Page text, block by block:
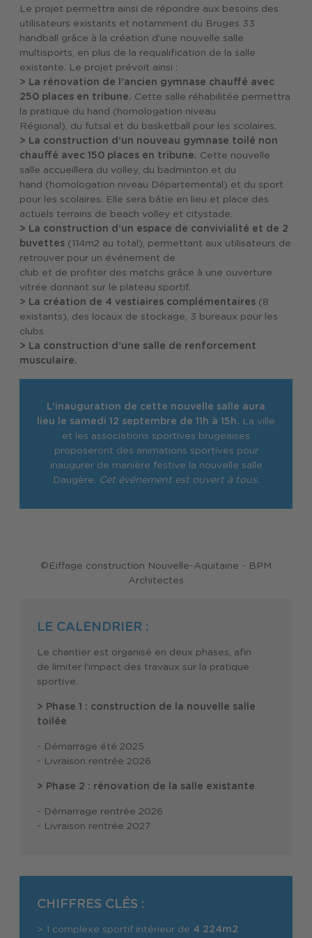
Le projet permettra ainsi de répondre aux besoins des
utilisateurs existants et notamment du Bruges 33
handball grâce à la création d’une nouvelle salle
multisports, en plus de la requalification de la salle
existante. Le projet prévoit ainsi :
> La rénovation de l’ancien gymnase chauffé avec
250 places en tribune. Cette salle réhabilitée permettra
la pratique du hand (homologation niveau
Régional), du futsal et du basketball pour les scolaires.
> La construction d’un nouveau gymnase toilé non
chauffé avec 150 places en tribune. Cette nouvelle
salle accueillera du volley, du badminton et du
hand (homologation niveau Départemental) et du sport
pour les scolaires. Elle sera bâtie en lieu et place des
actuels terrains de beach volley et citystade.
> La construction d’un espace de convivialité et de 2
buvettes (114m2 au total), permettant aux utilisateurs de
retrouver pour un événement de
club et de profiter des matchs grâce à une ouverture
vitrée donnant sur le plateau sportif.
> La création de 4 vestiaires complémentaires (8
existants), des locaux de stockage, 3 bureaux pour les
clubs
> La construction d’une salle de renforcement
musculaire.
L'inauguration de cette nouvelle salle aura
lieu le samedi 12 septembre de 11h à 15h. La ville
et les associations sportives brugeaises
proposeront des animations sportives pour
inaugurer de manière festive la nouvelle salle
Daugère. Cet événement est ouvert à tous.
©Eiffage construction Nouvelle-Aquitaine - BPM
Architectes
LE CALENDRIER :
Le chantier est organisé en deux phases, afin
de limiter l‘impact des travaux sur la pratique
sportive.
> Phase 1 : construction de la nouvelle salle
toilée
- Démarrage été 2025
- Livraison rentrée 2026
> Phase 2 : rénovation de la salle existante
- Démarrage rentrée 2026
- Livraison rentrée 2027
CHIFFRES CLÉS :
> 1 complexe sportif intérieur de 4 224m2